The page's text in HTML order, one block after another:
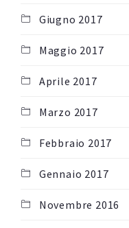
Giugno 2017
Maggio 2017
Aprile 2017
Marzo 2017
Febbraio 2017
Gennaio 2017
Novembre 2016